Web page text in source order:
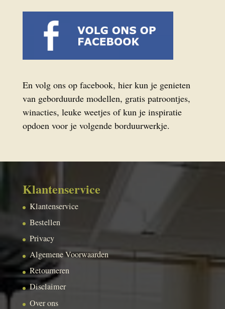
En volg ons op facebook, hier kun je genieten
van geborduurde modellen, gratis patroontjes,
winacties, leuke weetjes of kun je inspiratie
opdoen voor je volgende borduurwerkje.
Klantenservice
Klantenservice
Bestellen
Privacy
Algemene Voorwaarden
Retourneren
Disclaimer
Over ons